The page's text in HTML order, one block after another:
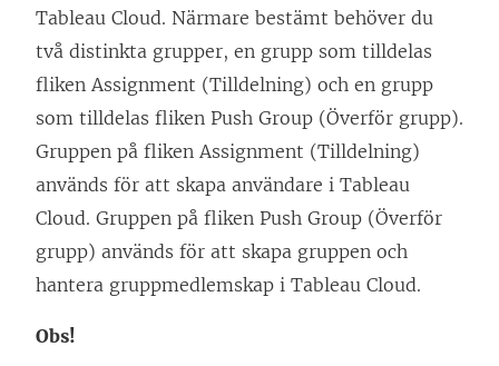
Tableau Cloud. Närmare bestämt behöver du
två distinkta grupper, en grupp som tilldelas
fliken Assignment (Tilldelning) och en grupp
som tilldelas fliken Push Group (Överför grupp).
Gruppen på fliken Assignment (Tilldelning)
används för att skapa användare i Tableau
Cloud. Gruppen på fliken Push Group (Överför
grupp) används för att skapa gruppen och
hantera gruppmedlemskap i Tableau Cloud.
Obs!